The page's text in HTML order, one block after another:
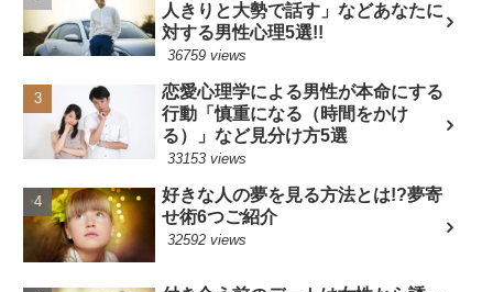
人きりと大勢で話す」などあなたに
対する男性心理5選!!
36759 views
恋愛心理学による男性が本命にする
行動「慎重になる（時間をかけ
る）」など見分け方5選
33153 views
好きな人の夢を見る方法とは!?夢寄
せ術6つご紹介
32592 views